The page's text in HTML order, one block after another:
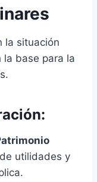
la situación
la base para la
utilidades y